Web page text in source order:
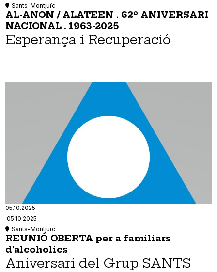
Sants-Montjuïc
AL-ANON / ALATEEN . 62º ANIVERSARI
NACIONAL . 1963-2025
Esperança i Recuperació
05.10.2025
05.10.2025
Sants-Montjuïc
REUNIÓ OBERTA per a familiars
d'alcoholics
Aniversari del Grup SANTS